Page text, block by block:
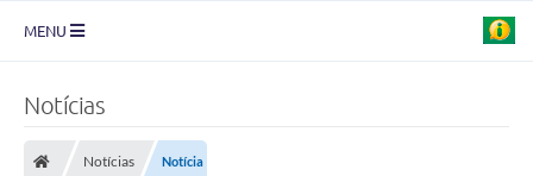
MENU
Notícias
Notícias Notícia